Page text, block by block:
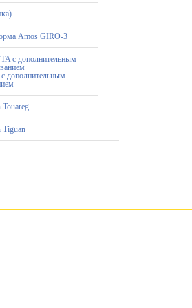
Amos GIRO-3
дополнительным
Tiguan